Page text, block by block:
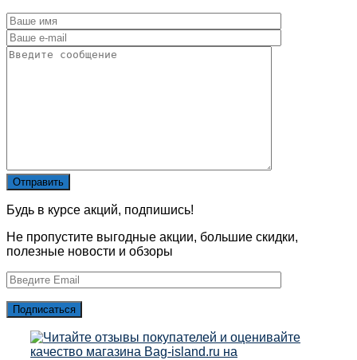
Будь в курсе акций, подпишись!
Не пропустите выгодные акции, большие скидки,
полезные новости и обзоры